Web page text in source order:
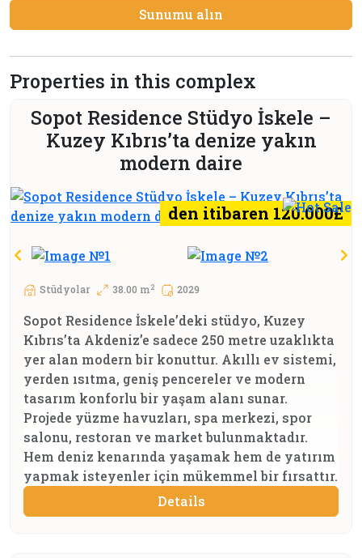
Sunumu alın
Properties in this complex
Sopot Residence Stüdyo İskele –
Kuzey Kıbrıs’ta denize yakın
modern daire
den itibaren 120.000£
Stüdyolar 38.00 m2 2029
Sopot Residence İskele’deki stüdyo, Kuzey
Kıbrıs’ta Akdeniz’e sadece 250 metre uzaklıkta
yer alan modern bir konuttur. Akıllı ev sistemi,
yerden ısıtma, geniş pencereler ve modern
tasarım konforlu bir yaşam alanı sunar.
Projede yüzme havuzları, spa merkezi, spor
salonu, restoran ve market bulunmaktadır.
Hem deniz kenarında yaşamak hem de yatırım
yapmak isteyenler için mükemmel bir fırsattır.
Details